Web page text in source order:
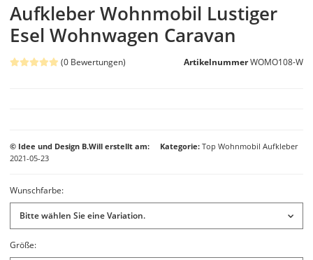
Aufkleber Wohnmobil Lustiger
Esel Wohnwagen Caravan
(0 Bewertungen) ArtikelnummerWOMO108-W
© Idee und Design B.Will erstellt am:
2021-05-23
Kategorie Top Wohnmobil Aufkleber
Wunschfarbe:
Bitte wählen Sie eine Variation.
Größe: